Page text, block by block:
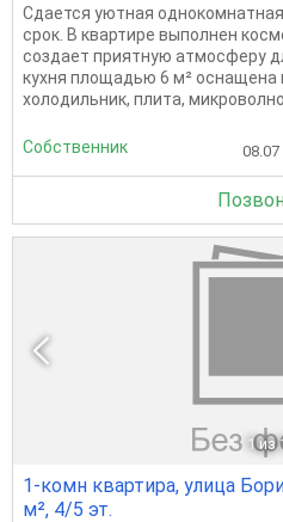
Сдается уютная
срок. В квартире выполнен
создает приятную атмосферу
кухня площадью 6 м²
холодильник, плита,
Собственник 08.07
1 из
1-комн квартира, улица
м², 4/5 эт.